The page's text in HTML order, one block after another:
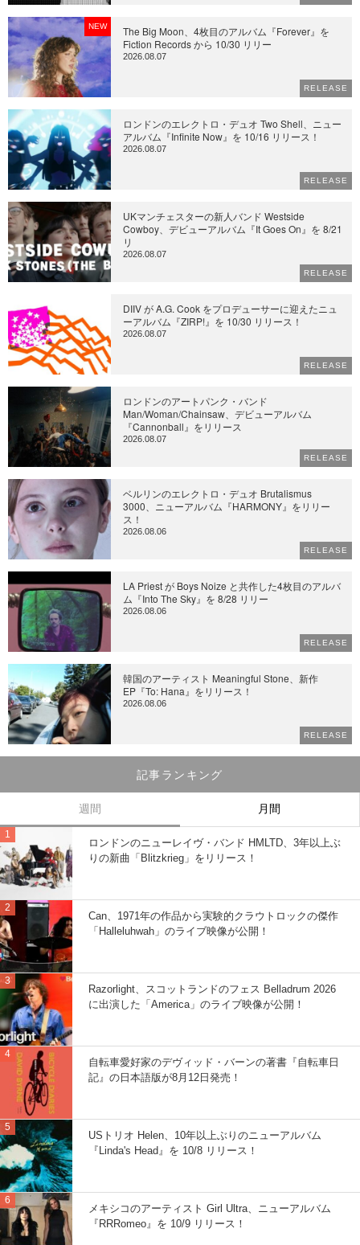
NEW
The Big Moon、4枚目のアルバム『Forever』を
Fiction Records から 10/30 リリー
2026.08.07
RELEASE
ロンドンのエレクトロ・デュオ Two Shell、ニュー
アルバム『Infinite Now』を 10/16 リリース！
2026.08.07
RELEASE
UKマンチェスターの新人バンド Westside
Cowboy、デビューアルバム『It Goes On』を 8/21
リ
2026.08.07
RELEASE
DIIV が A.G. Cook をプロデューサーに迎えたニュ
ーアルバム『ZIRP!』を 10/30 リリース！
2026.08.07
RELEASE
ロンドンのアートパンク・バンド
Man/Woman/Chainsaw、デビューアルバム
『Cannonball』をリリース
2026.08.07
RELEASE
ベルリンのエレクトロ・デュオ Brutalismus
3000、ニューアルバム『HARMONY』をリリー
ス！
2026.08.06
RELEASE
LA Priest が Boys Noize と共作した4枚目のアルバ
ム『Into The Sky』を 8/28 リリー
2026.08.06
RELEASE
韓国のアーティスト Meaningful Stone、新作
EP『To: Hana』をリリース！
2026.08.06
RELEASE
記事ランキング
週間 月間
ロンドンのニューレイヴ・バンド HMLTD、3年以上ぶ
りの新曲「Blitzkrieg」をリリース！
Can、1971年の作品から実験的クラウトロックの傑作
「Halleluhwah」のライブ映像が公開！
Razorlight、スコットランドのフェス Belladrum 2026
に出演した「America」のライブ映像が公開！
自転車愛好家のデヴィッド・バーンの著書『自転車日
記』の日本語版が8月12日発売！
USトリオ Helen、10年以上ぶりのニューアルバム
『Linda's Head』を 10/8 リリース！
メキシコのアーティスト Girl Ultra、ニューアルバム
『RRRomeo』を 10/9 リリース！